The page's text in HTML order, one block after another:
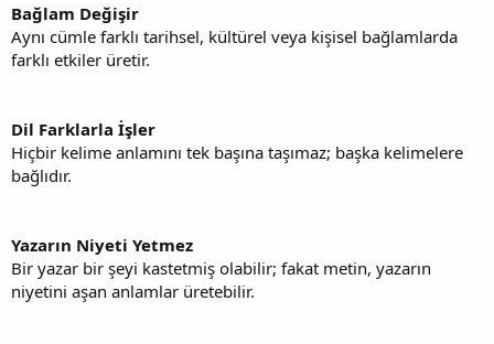
Bağlam Değişir
Aynı cümle farklı tarihsel, kültürel veya kişisel bağlamlarda
farklı etkiler üretir.
Dil Farklarla İşler
Hiçbir kelime anlamını tek başına taşımaz; başka kelimelere
bağlıdır.
Yazarın Niyeti Yetmez
Bir yazar bir şeyi kastetmiş olabilir; fakat metin, yazarın
niyetini aşan anlamlar üretebilir.